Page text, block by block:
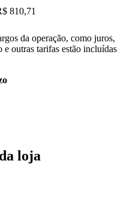
810,71
da operação, como juros,
e outras tarifas estão incluídas
loja